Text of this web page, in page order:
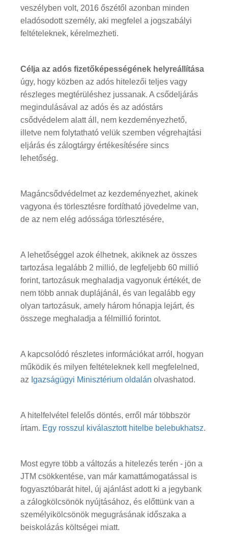
veszélyben volt, 2016 őszétől azonban minden
eladósodott személy, aki megfelel a jogszabályi
feltételeknek, kérelmezheti.
Célja az adós fizetőképességének helyreállítása
úgy, hogy közben az adós hitelezői teljes vagy
részleges megtérüléshez jussanak. A csődeljárás
megindulásával az adós és az adóstárs
csődvédelem alatt áll, nem kezdeményezhető,
illetve nem folytatható velük szemben végrehajtási
eljárás és zálogtárgy értékesítésére sincs
lehetőség.
Magáncsődvédelmet az kezdeményezhet, akinek
vagyona és törlesztésre fordítható jövedelme van,
de az nem elég adóssága törlesztésére,
A lehetőséggel azok élhetnek, akiknek az összes
tartozása legalább 2 millió, de legfeljebb 60 millió
forint, tartozásuk meghaladja vagyonuk értékét, de
nem több annak duplájánál, és van legalább egy
olyan tartozásuk, amely három hónapja lejárt, és
összege meghaladja a félmillió forintot.
A kapcsolódó részletes információkat arról, hogyan
működik és milyen feltételeknek kell megfelelned,
az Igazságügyi Minisztérium oldalán olvashatod.
A hitelfelvétel felelős döntés, erről már többször
írtam. Egy rosszul kiválasztott hitelbe belebukhatsz.
Most egyre több a változás a hitelezés terén - jön a
JTM csökkentése, van már kamattámogatással is
fogyasztóbarát hitel, új ajánlást adott ki a jegybank
a zálogkölcsönök nyújtásához, és előttünk van a
személyikölcsönök megugrásának időszaka a
beiskolázás költségei miatt.